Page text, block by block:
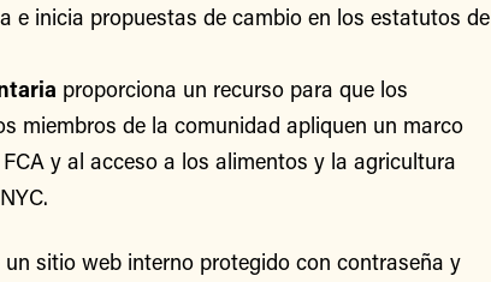
e inicia propuestas de cambio en los estatutos de
proporciona un recurso para que los
miembros de la comunidad apliquen un marco
y al acceso a los alimentos y la agricultura
un sitio web interno protegido con contraseña y